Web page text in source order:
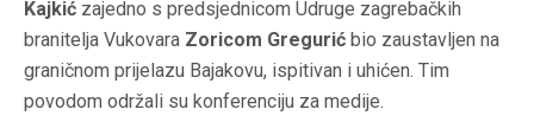
Kajkić zajedno s predsjednicom Udruge zagrebačkih
branitelja Vukovara Zoricom Gregurić bio zaustavljen na
graničnom prijelazu Bajakovu, ispitivan i uhićen. Tim
povodom održali su konferenciju za medije.